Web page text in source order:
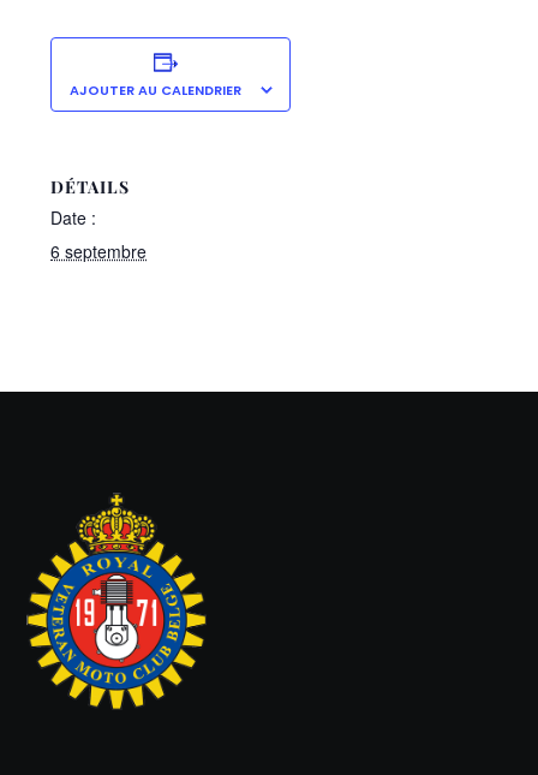
AJOUTER AU CALENDRIER
DÉTAILS
Date :
6 septembre